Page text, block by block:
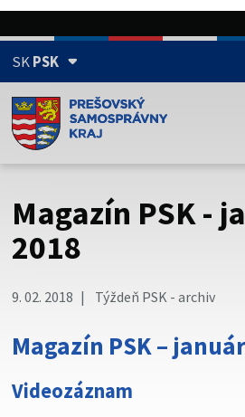
SKPSK
Doména psk.sk je oficiálna
Toto je oficiálna webová stránka
Táto stránka je zabezpečená
cez zabezpečenú webovú stránku.
vždy začína https:// pred názvom
Magazín PSK -
2018
9. 02. 2018 Týždeň PSK - archiv
Magazín PSK –
Videozáznam